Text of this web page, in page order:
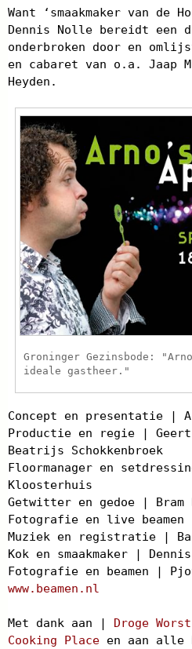
Want ‘smaakmaker van de
Dennis Nolle bereidt een
onderbroken door en
en cabaret van o.a. Jaap
Heyden.
Groninger Gezinsbode:
ideale gastheer."
Concept en presentatie |
Productie en regie | Geert
Beatrijs Schokkenbroek
Floormanager en
Kloosterhuis
Getwitter en gedoe | Bram
Fotografie en live
Muziek en registratie |
Kok en smaakmaker |
Fotografie en beamen |
www.beamen.nl
Met dank aan | Droge
Cooking Place en aan alle